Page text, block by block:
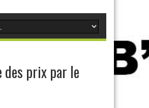
des prix par le